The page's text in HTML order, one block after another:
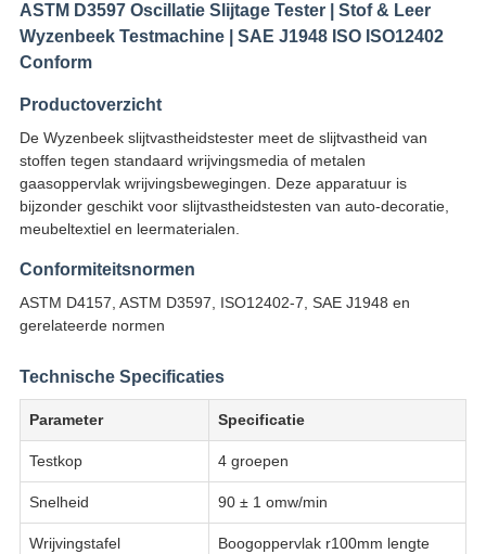
ASTM D3597 Oscillatie Slijtage Tester | Stof & Leer
Wyzenbeek Testmachine | SAE J1948 ISO ISO12402
Conform
Productoverzicht
De Wyzenbeek slijtvastheidstester meet de slijtvastheid van
stoffen tegen standaard wrijvingsmedia of metalen
gaasoppervlak wrijvingsbewegingen. Deze apparatuur is
bijzonder geschikt voor slijtvastheidstesten van auto-decoratie,
meubeltextiel en leermaterialen.
Conformiteitsnormen
ASTM D4157, ASTM D3597, ISO12402-7, SAE J1948 en
gerelateerde normen
Technische Specificaties
Parameter Specificatie
Testkop 4 groepen
Snelheid 90 ± 1 omw/min
Wrijvingstafel
Boogoppervlak r100mm lengte